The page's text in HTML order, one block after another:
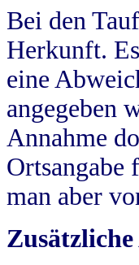
Bei den
Herkunft.
eine
angegeben
Annahme
Ortsangabe
man aber